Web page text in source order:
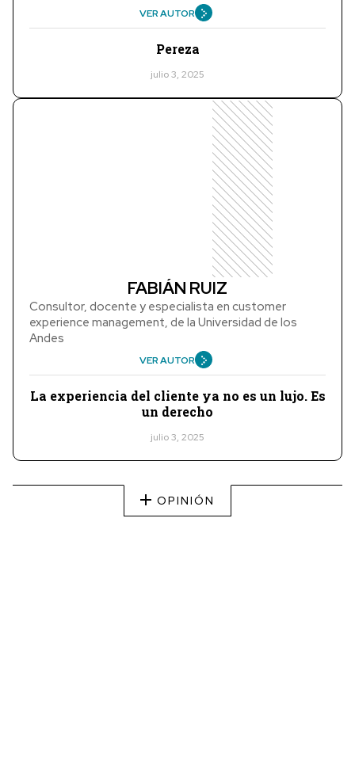
VER AUTOR
Pereza
julio 3, 2025
FABIÁN RUIZ
Consultor, docente y especialista en customer
experience management, de la Universidad de los
Andes
VER AUTOR
La experiencia del cliente ya no es un lujo. Es
un derecho
julio 3, 2025
OPINIÓN